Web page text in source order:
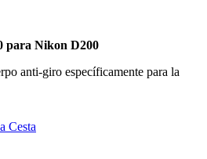
para Nikon D200
anti-giro específicamente para la
Cesta